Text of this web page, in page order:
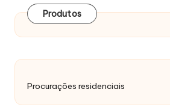
Produtos
Procurações residenciais